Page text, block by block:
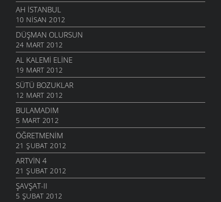
AH İSTANBUL
10 NISAN 2012
DÜŞMAN OLURSUN
24 MART 2012
AL KALEMI ELINE
19 MART 2012
SÜTÜ BOZUKLAR
12 MART 2012
BULAMADIM
5 MART 2012
ÖĞRETMENIM
21 ŞUBAT 2012
ARTVIN 4
21 ŞUBAT 2012
ŞAVŞAT-II
5 ŞUBAT 2012